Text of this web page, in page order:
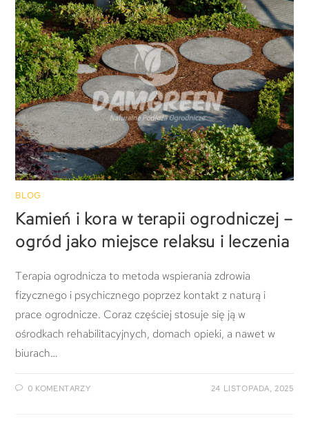
BLOG
Kamień i kora w terapii ogrodniczej –
ogród jako miejsce relaksu i leczenia
Terapia ogrodnicza to metoda wspierania zdrowia
fizycznego i psychicznego poprzez kontakt z naturą i
prace ogrodnicze. Coraz częściej stosuje się ją w
ośrodkach rehabilitacyjnych, domach opieki, a nawet w
biurach…
0 KOMENTARZY 24 LISTOPADA, 2025